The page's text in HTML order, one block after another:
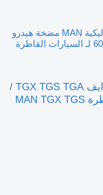
مضخة هيدروليكية MAN مضخة هيدرو
درايف TGX TGS TGA / للقطع 81.67501-6084 لـ السيارات القاطرة
مضخة هيدروليكية MAN مضخة هيدرو درايف TGX TGS TGA /
للقطع 81.67501-6084 لـ السيارات القاطرة MAN TGX TGS